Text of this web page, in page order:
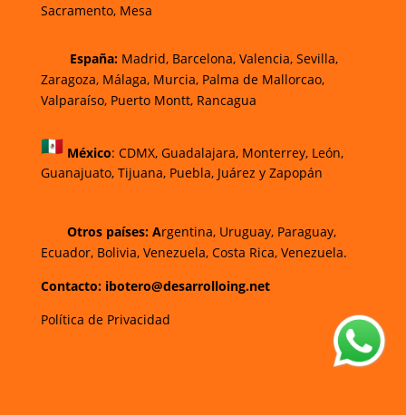
Sacramento, Mesa
España: Madrid, Barcelona, Valencia, Sevilla,
Zaragoza, Málaga, Murcia, Palma de Mallorcao,
Valparaíso, Puerto Montt, Rancagua
México: CDMX, Guadalajara, Monterrey, León,
Guanajuato, Tijuana, Puebla, Juárez y Zapopán
Otros países: Argentina, Uruguay, Paraguay,
Ecuador, Bolivia, Venezuela, Costa Rica, Venezuela.
Contacto: ibotero@desarrolloing.net
Política de Privacidad
w